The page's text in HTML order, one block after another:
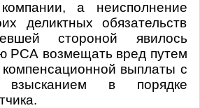
а неисполнение
деликтных обязательств
стороной явилось
РСА возмещать вред путем
выплаты с
взысканием в порядке